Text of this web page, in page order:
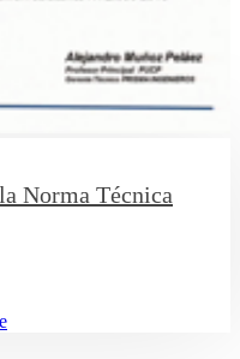
Norma Técnica